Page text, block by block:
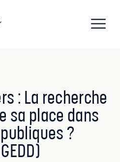
: La recherche
sa place dans
?